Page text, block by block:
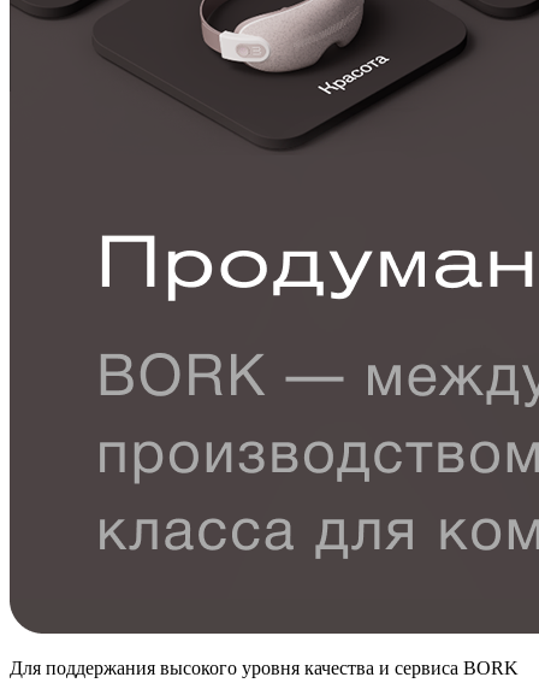
Для поддержания высокого уровня качества и сервиса BORK